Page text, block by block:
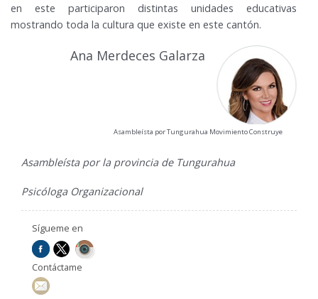
en este participaron distintas unidades educativas
mostrando toda la cultura que existe en este cantón.
Ana Merdeces Galarza
Asambleísta por Tungurahua Movimiento Construye
Asambleísta por la provincia de Tungurahua
Psicóloga Organizacional
Sígueme en
Contáctame